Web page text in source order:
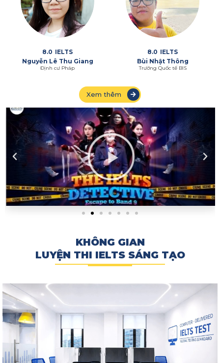
8.0 IELTS
Nguyễn Lê Thu Giang
Định cư Pháp
8.0 IELTS
Bùi Nhật Thông
Trường Quốc tế BIS
Xem thêm
KHÔNG GIAN
LUYỆN THI IELTS SÁNG TẠO